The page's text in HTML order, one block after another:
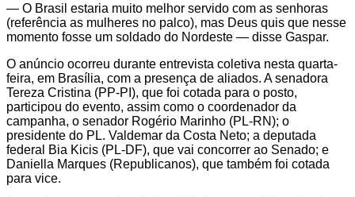
— O Brasil estaria muito melhor servido com as senhoras
(referência as mulheres no palco), mas Deus quis que nesse
momento fosse um soldado do Nordeste — disse Gaspar.
O anúncio ocorreu durante entrevista coletiva nesta quarta-
feira, em Brasília, com a presença de aliados. A senadora
Tereza Cristina (PP-PI), que foi cotada para o posto,
participou do evento, assim como o coordenador da
campanha, o senador Rogério Marinho (PL-RN); o
presidente do PL. Valdemar da Costa Neto; a deputada
federal Bia Kicis (PL-DF), que vai concorrer ao Senado; e
Daniella Marques (Republicanos), que também foi cotada
para vice.